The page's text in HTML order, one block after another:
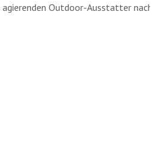
Outdoor-Ausstatter nach